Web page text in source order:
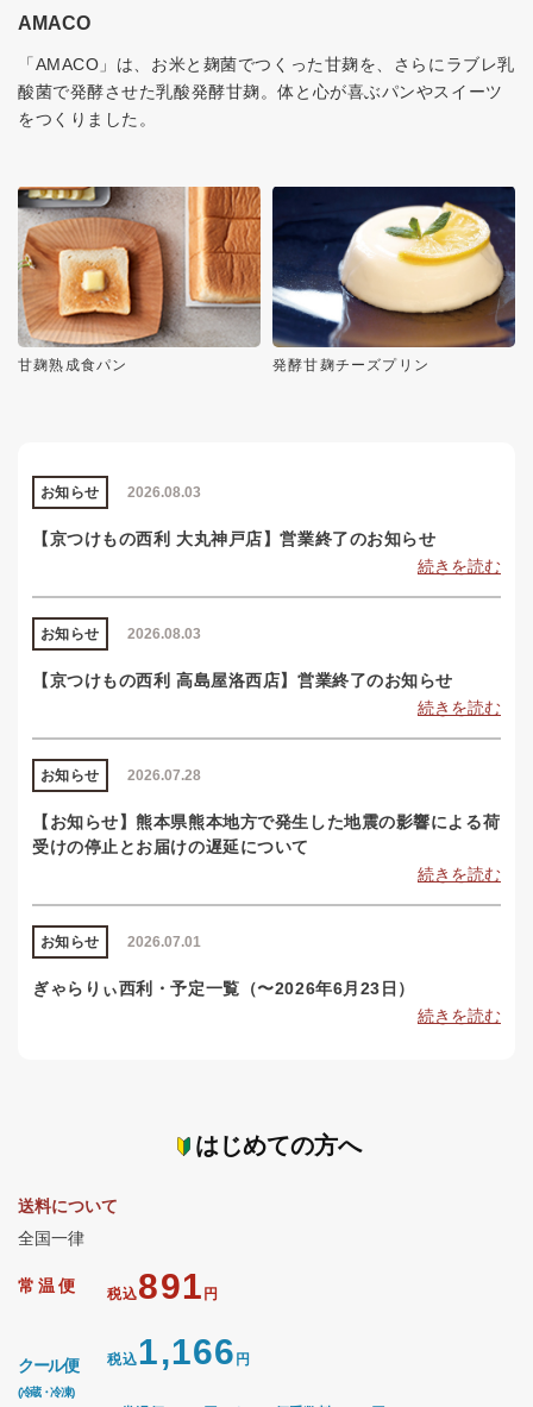
AMACO
「AMACO」は、お米と麹菌でつくった甘麹を、さらにラブレ乳
酸菌で発酵させた乳酸発酵甘麹。体と心が喜ぶパンやスイーツ
をつくりました。
甘麹熟成食パン 発酵甘麹チーズプリン
2026.08.03
お知らせ
【京つけもの西利 大丸神戸店】営業終了のお知らせ
続きを読む
2026.08.03
お知らせ
【京つけもの西利 高島屋洛西店】営業終了のお知らせ
続きを読む
2026.07.28
お知らせ
【お知らせ】熊本県熊本地方で発生した地震の影響による荷
受けの停止とお届けの遅延について
続きを読む
2026.07.01
お知らせ
ぎゃらりぃ西利・予定一覧（〜2026年6月23日）
続きを読む
はじめての方へ
送料について
全国一律
常温便 税込891 円
クール便
(冷蔵・冷凍)
税込1,166 円